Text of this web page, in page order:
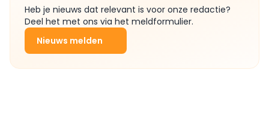
Heb je nieuws dat relevant is voor onze redactie?
Deel het met ons via het meldformulier.
Nieuws melden